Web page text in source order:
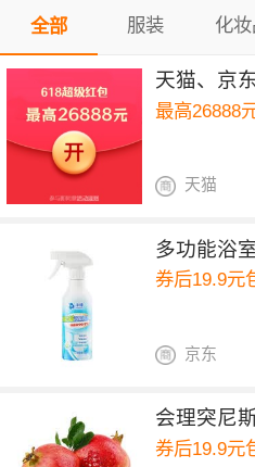
全部 服装 化
天猫、京
最高26888
天猫
多功能浴
券后19.9元
京东
会理突尼
券后19.9元